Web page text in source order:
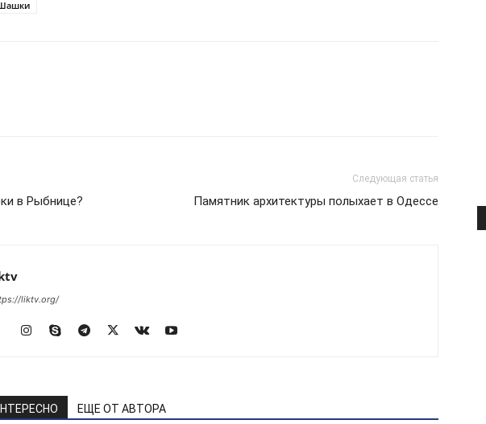
в Рыбнице?
Следующая статья
Памятник архитектуры полыхает в Одессе
liktv.org/
ЕЩЕ ОТ АВТОРА